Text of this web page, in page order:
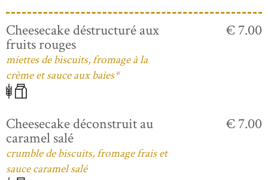
Cheesecake déstructuré aux
fruits rouges
miettes de biscuits, fromage à la
crème et sauce aux baies*
€ 7.00
Cheesecake déconstruit au
caramel salé
crumble de biscuits, fromage frais et
sauce caramel salé
€ 7.00